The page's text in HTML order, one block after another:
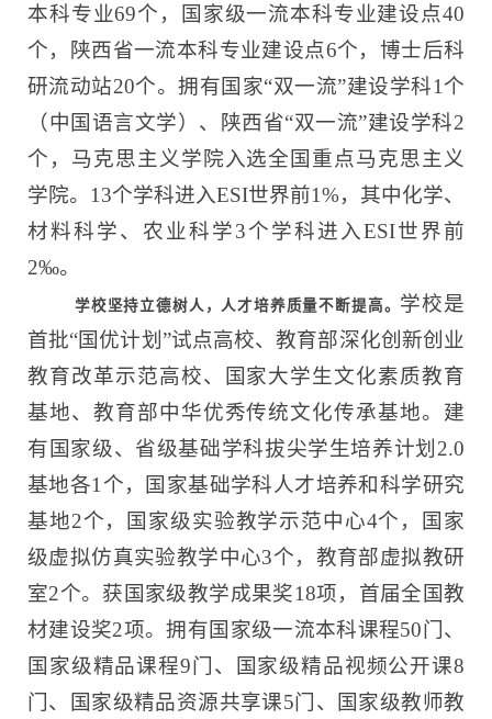
本科专业69个，国家级一流本科专业建设点40
个，陕西省一流本科专业建设点6个，博士后科
研流动站20个。拥有国家“双一流”建设学科1个
（中国语言文学）、陕西省“双一流”建设学科2
个，马克思主义学院入选全国重点马克思主义
学院。13个学科进入ESI世界前1%，其中化学、
材料科学、农业科学3个学科进入ESI世界前
2‰。
学校坚持立德树人，人才培养质量不断提高。 学校是
首批“国优计划”试点高校、教育部深化创新创业
教育改革示范高校、国家大学生文化素质教育
基地、教育部中华优秀传统文化传承基地。建
有国家级、省级基础学科拔尖学生培养计划2.0
基地各1个，国家基础学科人才培养和科学研究
基地2个，国家级实验教学示范中心4个，国家
级虚拟仿真实验教学中心3个，教育部虚拟教研
室2个。获国家级教学成果奖18项，首届全国教
材建设奖2项。拥有国家级一流本科课程50门、
国家级精品课程9门、国家级精品视频公开课8
门、国家级精品资源共享课5门、国家级教师教